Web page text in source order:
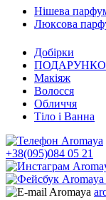
Нішева
Люксова
Добірки
Макіяж
Волосся
Обличчя
Тіло і Ванна
+38(095)084 05 21